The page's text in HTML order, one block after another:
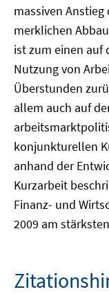
massiven
merklichen
ist zum einen auf
Nutzung von
Überstunden
allem auch auf
konjunkturellen
anhand der
Kurzarbeit
Finanz- und
2009 am